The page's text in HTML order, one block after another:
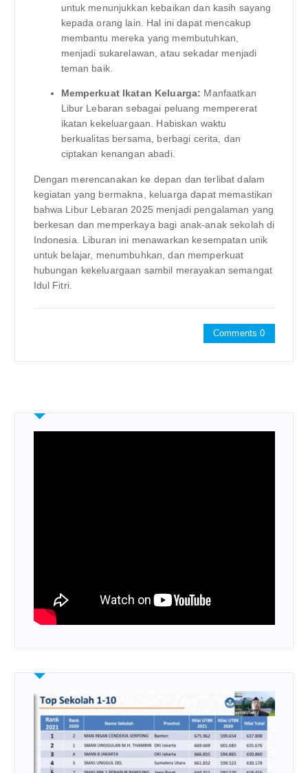
untuk menunjukkan kebaikan dan kasih sayang
kepada orang lain. Hal ini dapat mencakup
membantu mereka yang membutuhkan,
menjadi sukarelawan, atau sekadar menjadi
teman baik.
Memperkuat Ikatan Keluarga: Manfaatkan
Libur Lebaran sebagai peluang mempererat
ikatan kekeluargaan. Habiskan waktu
berkualitas bersama, berbagi cerita, dan
ciptakan kenangan abadi.
Dengan merencanakan ke depan dan terlibat dalam
kegiatan yang bermakna, keluarga dapat memastikan
bahwa Libur Lebaran 2025 menjadi pengalaman yang
berkesan dan memperkaya bagi anak-anak sekolah di
Indonesia. Liburan ini menawarkan kesempatan unik
untuk belajar, menumbuhkan, dan memperkuat
hubungan kekeluargaan sambil merayakan semangat
Idul Fitri.
Comments 0